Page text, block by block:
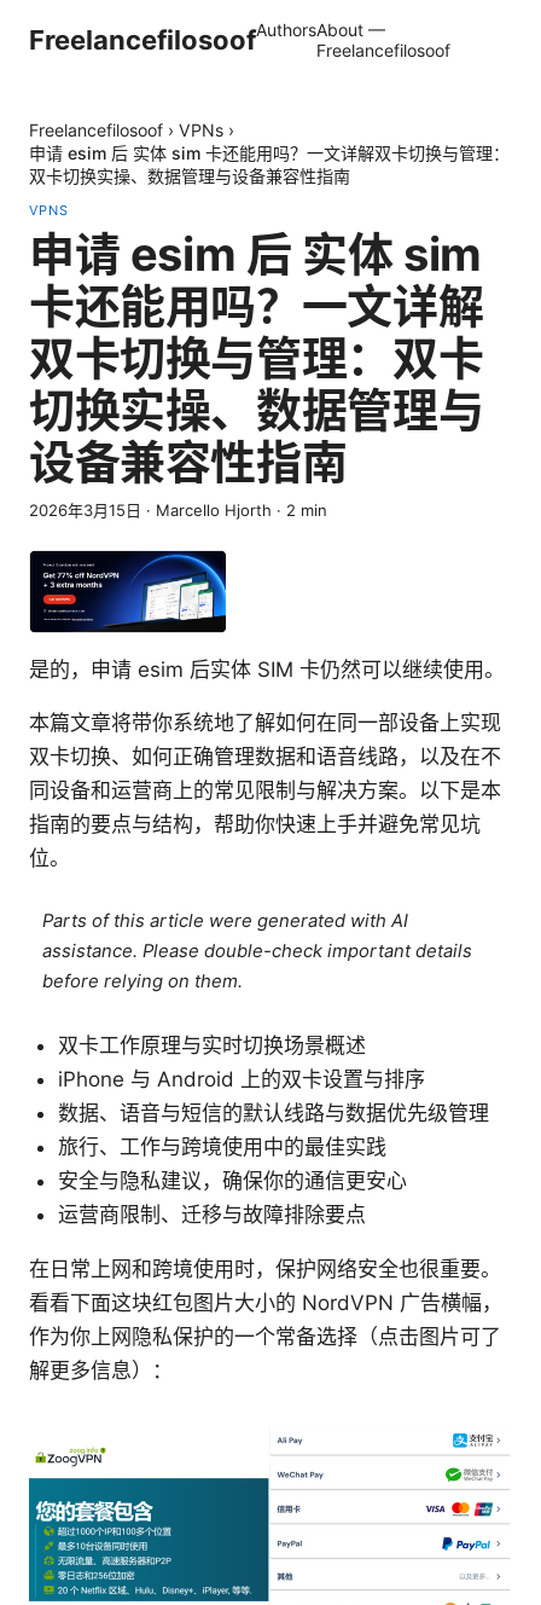
FreelancefilosoofAuthorsAbout —
Freelancefilosoof
Freelancefilosoof › VPNs ›
申请 esim 后 实体 sim 卡还能用吗？一文详解双卡切换与管理：
双卡切换实操、数据管理与设备兼容性指南
VPNS
申请 esim 后 实体 sim
卡还能用吗？一文详解
双卡切换与管理：双卡
切换实操、数据管理与
设备兼容性指南
2026年3月15日 · Marcello Hjorth · 2 min
是的，申请 esim 后实体 SIM 卡仍然可以继续使用。
本篇文章将带你系统地了解如何在同一部设备上实现
双卡切换、如何正确管理数据和语音线路，以及在不
同设备和运营商上的常见限制与解决方案。以下是本
指南的要点与结构，帮助你快速上手并避免常见坑
位。
Parts of this article were generated with AI
assistance. Please double-check important details
before relying on them.
双卡工作原理与实时切换场景概述
iPhone 与 Android 上的双卡设置与排序
数据、语音与短信的默认线路与数据优先级管理
旅行、工作与跨境使用中的最佳实践
安全与隐私建议，确保你的通信更安心
运营商限制、迁移与故障排除要点
在日常上网和跨境使用时，保护网络安全也很重要。
看看下面这块红包图片大小的 NordVPN 广告横幅，
作为你上网隐私保护的一个常备选择（点击图片可了
解更多信息）：